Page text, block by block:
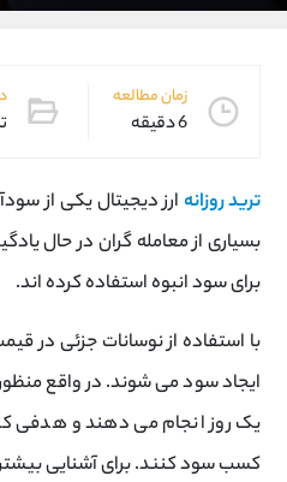
زمان مطالعه
6 دقیقه
ترید روزانهارز دیجیتال یکی از
بسیاری از معامله گران در حال
برای سود انبوه استفاده کرده اند.
با استفاده از نوسانات جزئی در
ایجاد سود می شوند. در واقع
یک روز انجام می دهند و هدفی که
کسب سود کنند. برای آشنایی بیشتر با